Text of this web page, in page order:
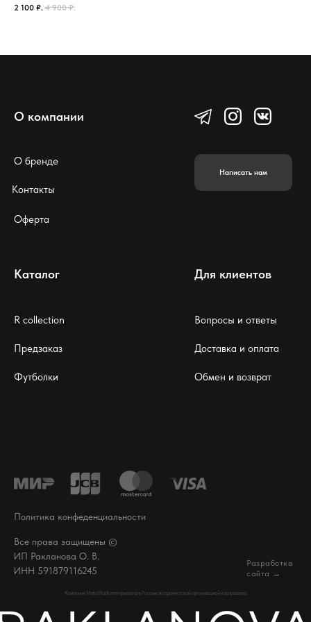
2 100 ₽. 4 900 ₽.
Каталог
R collection
Футболки
О компании
О бренде
Контакты
Оферта
Политика конфеденциальности
Все права защищены ©
ИП Ракланова О. В.
ИНН 591879116245
Разработка
сайта →
Компания Meta Platforms признана в России экстремистской организацией и запрещена
Для клиентов
Вопросы и ответы
Доставка и оплата
Обмен и возврат
Предзаказ
Написать нам